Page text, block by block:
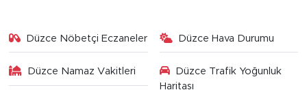
Düzce Nöbetçi Eczaneler Düzce Hava Durumu
Düzce Namaz Vakitleri
Düzce Trafik Yoğunluk
Haritası